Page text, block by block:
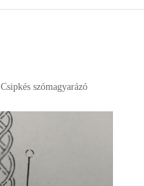
Csipkés szómagyarázó